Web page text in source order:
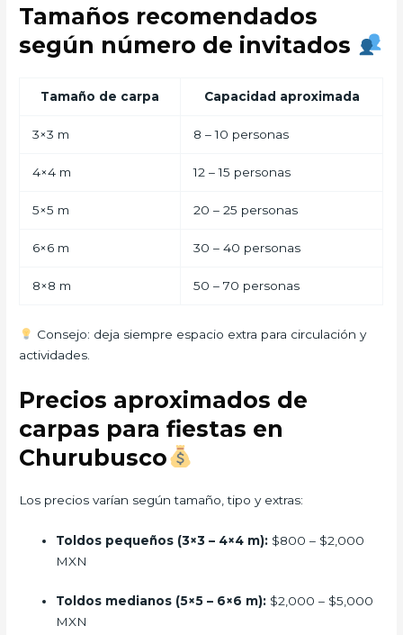
Tamaños recomendados
según número de invitados
Tamaño de carpa Capacidad aproximada
3×3 m 8 – 10 personas
4×4 m 12 – 15 personas
5×5 m 20 – 25 personas
6×6 m 30 – 40 personas
8×8 m 50 – 70 personas
Consejo: deja siempre espacio extra para circulación y
actividades.
Precios aproximados de
carpas para fiestas en
Churubusco
Los precios varían según tamaño, tipo y extras:
Toldos pequeños (3×3 – 4×4 m): $800 – $2,000
MXN
Toldos medianos (5×5 – 6×6 m): $2,000 – $5,000
MXN